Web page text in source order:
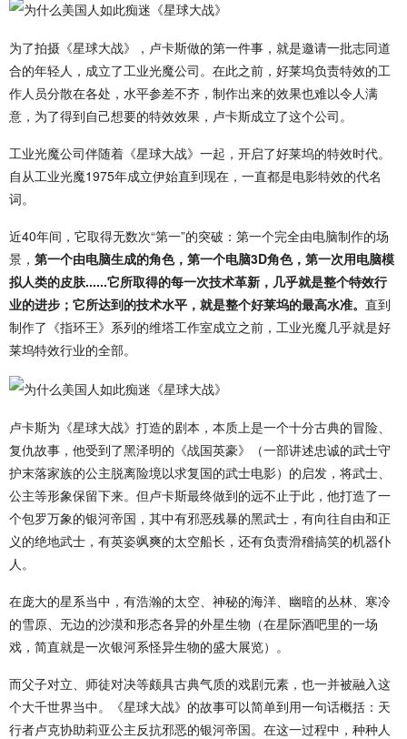
为了拍摄《星球大战》，卢卡斯做的第一件事，就是邀请一批志同道
合的年轻人，成立了工业光魔公司。在此之前，好莱坞负责特效的工
作人员分散在各处，水平参差不齐，制作出来的效果也难以令人满
意，为了得到自己想要的特效效果，卢卡斯成立了这个公司。
工业光魔公司伴随着《星球大战》一起，开启了好莱坞的特效时代。
自从工业光魔1975年成立伊始直到现在，一直都是电影特效的代名
词。
近40年间，它取得无数次“第一”的突破：第一个完全由电脑制作的场
景， 第一个由电脑生成的角色，第一个电脑3D角色，第一次用电脑模
拟人类的皮肤......它所取得的每一次技术革新，几乎就是整个特效行
业的进步；它所达到的技术水平，就是整个好莱坞的最高水准。 直到
制作了《指环王》系列的维塔工作室成立之前，工业光魔几乎就是好
莱坞特效行业的全部。
卢卡斯为《星球大战》打造的剧本，本质上是一个十分古典的冒险、
复仇故事，他受到了黑泽明的《战国英豪》（一部讲述忠诚的武士守
护末落家族的公主脱离险境以求复国的武士电影）的启发，将武士、
公主等形象保留下来。但卢卡斯最终做到的远不止于此，他打造了一
个包罗万象的银河帝国，其中有邪恶残暴的黑武士，有向往自由和正
义的绝地武士，有英姿飒爽的太空船长，还有负责滑稽搞笑的机器仆
人。
在庞大的星系当中，有浩瀚的太空、神秘的海洋、幽暗的丛林、寒冷
的雪原、无边的沙漠和形态各异的外星生物（在星际酒吧里的一场
戏，简直就是一次银河系怪异生物的盛大展览）。
而父子对立、师徒对决等颇具古典气质的戏剧元素，也一并被融入这
个大千世界当中。《星球大战》的故事可以简单到用一句话概括：天
行者卢克协助莉亚公主反抗邪恶的银河帝国。在这一过程中，种种人